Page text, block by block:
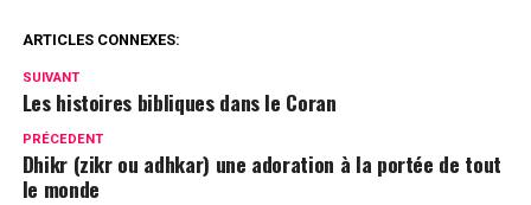
ARTICLES CONNEXES:
SUIVANT
Les histoires bibliques dans le Coran
PRÉCEDENT
Dhikr (zikr ou adhkar) une adoration à la portée de tout
le monde